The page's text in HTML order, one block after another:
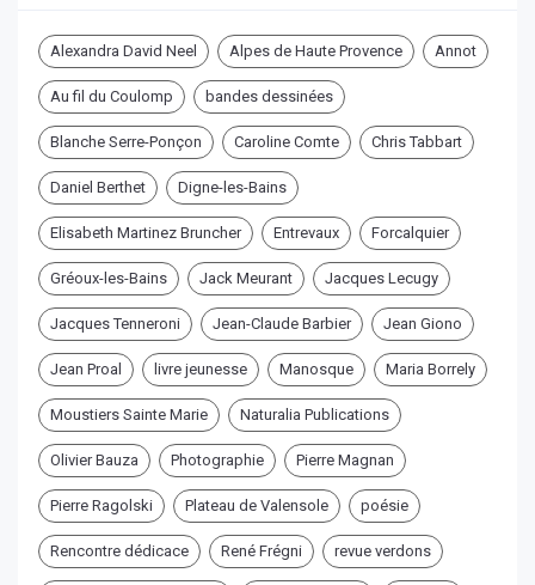
Alexandra David Neel Alpes de Haute Provence Annot
Au fil du Coulomp bandes dessinées
Blanche Serre-Ponçon Caroline Comte Chris Tabbart
Daniel Berthet Digne-les-Bains
Elisabeth Martinez Bruncher Entrevaux Forcalquier
Gréoux-les-Bains Jack Meurant Jacques Lecugy
Jacques Tenneroni Jean-Claude Barbier Jean Giono
Jean Proal livre jeunesse Manosque Maria Borrely
Moustiers Sainte Marie Naturalia Publications
Olivier Bauza Photographie Pierre Magnan
Pierre Ragolski Plateau de Valensole poésie
Rencontre dédicace René Frégni revue verdons